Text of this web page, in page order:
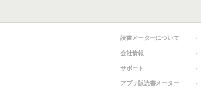
読書メーターについて
会社情報
サポート
アプリ版読書メーター